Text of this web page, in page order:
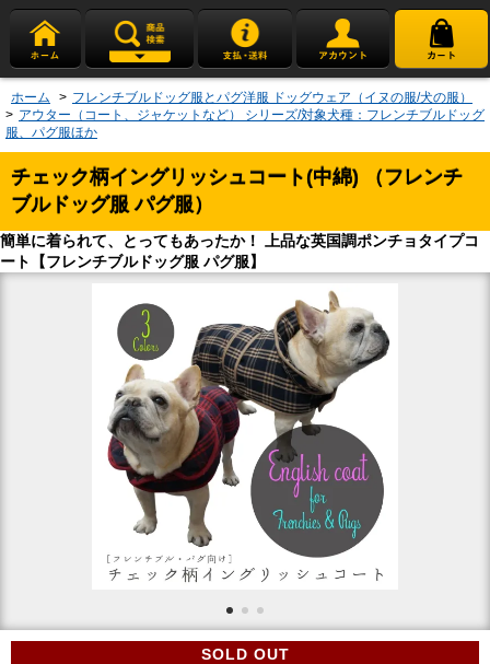
ホーム > フレンチブルドッグ服とパグ洋服 ドッグウェア（イヌの服/犬の服）
> アウター（コート、ジャケットなど） シリーズ/対象犬種：フレンチブルドッグ
服、パグ服ほか
チェック柄イングリッシュコート(中綿) （フレンチ
ブルドッグ服 パグ服）
簡単に着られて、とってもあったか！ 上品な英国調ポンチョタイプコ
ート【フレンチブルドッグ服 パグ服】
SOLD OUT